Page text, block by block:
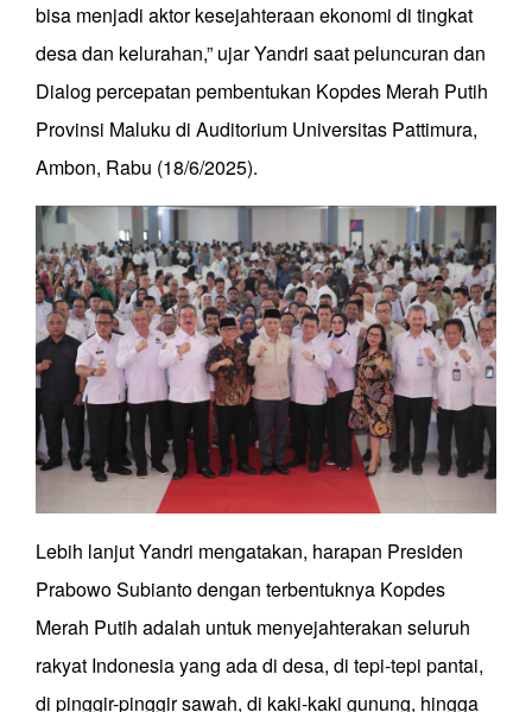
bisa menjadi aktor kesejahteraan ekonomi di tingkat
desa dan kelurahan,” ujar Yandri saat peluncuran dan
Dialog percepatan pembentukan Kopdes Merah Putih
Provinsi Maluku di Auditorium Universitas Pattimura,
Ambon, Rabu (18/6/2025).
Lebih lanjut Yandri mengatakan, harapan Presiden
Prabowo Subianto dengan terbentuknya Kopdes
Merah Putih adalah untuk menyejahterakan seluruh
rakyat Indonesia yang ada di desa, di tepi-tepi pantai,
di pinggir-pinggir sawah, di kaki-kaki gunung, hingga